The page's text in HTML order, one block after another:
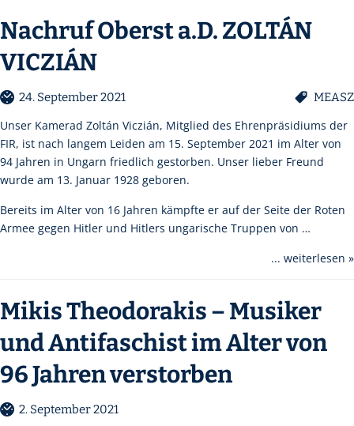
Nachruf Oberst a.D. ZOLTÁN
VICZIÁN
24. September 2021 MEASZ
Unser Kamerad Zoltán Viczián, Mitglied des Ehrenpräsidiums der
FIR, ist nach langem Leiden am 15. September 2021 im Alter von
94 Jahren in Ungarn friedlich gestorben. Unser lieber Freund
wurde am 13. Januar 1928 geboren.
Bereits im Alter von 16 Jahren kämpfte er auf der Seite der Roten
Armee gegen Hitler und Hitlers ungarische Truppen von …
... weiterlesen »
Mikis Theodorakis – Musiker
und Antifaschist im Alter von
96 Jahren verstorben
2. September 2021